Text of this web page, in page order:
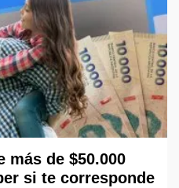
más de $50.000
si te corresponde